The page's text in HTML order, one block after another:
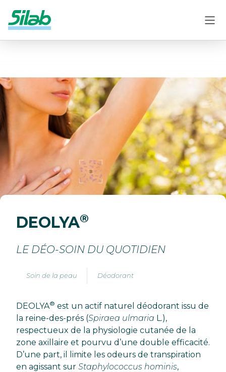
DEOLYA®
LE DÉO-SOIN DU QUOTIDIEN
Soin de la peau Déodorant
DEOLYA® est un actif naturel déodorant issu de
la reine-des-prés (Spiraea ulmaria L.),
respectueux de la physiologie cutanée de la
zone axillaire et pourvu d’une double efficacité.
D’une part, il limite les odeurs de transpiration
en agissant sur Staphylococcus hominis,